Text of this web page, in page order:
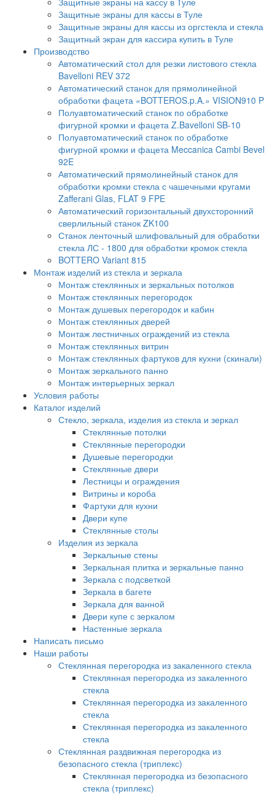
Защитные экраны для кассы в Туле
Защитные экраны для кассы из оргстекла и стекла
Защитный экран для кассира купить в Туле
Производство
Автоматический стол для резки листового стекла
Bavelloni REV 372
Автоматический станок для прямолинейной
обработки фацета «BOTTEROS.p.A.» VISION910 P
Полуавтоматический станок по обработке
фигурной кромки и фацета Z.Bavelloni SB-10
Полуавтоматический станок по обработке
фигурной кромки и фацета Meccanica Cambi Bevel
92E
Автоматический прямолинейный станок для
обработки кромки стекла с чашечными кругами
Zafferani Glas, FLAT 9 FPE
Автоматический горизонтальный двухсторонний
сверлильный станок ZK100
Станок ленточный шлифовальный для обработки
стекла ЛС - 1800 для обработки кромок стекла
BOTTERO Variant 815
Монтаж изделий из стекла и зеркала
Монтаж стеклянных и зеркальных потолков
Монтаж стеклянных перегородок
Монтаж душевых перегородок и кабин
Монтаж стеклянных дверей
Монтаж лестничных ограждений из стекла
Монтаж стеклянных витрин
Монтаж стеклянных фартуков для кухни (скинали)
Монтаж зеркального панно
Монтаж интерьерных зеркал
Условия работы
Каталог изделий
Стекло, зеркала, изделия из стекла и зеркал
Стеклянные потолки
Стеклянные перегородки
Душевые перегородки
Стеклянные двери
Лестницы и ограждения
Витрины и короба
Фартуки для кухни
Двери купе
Стеклянные столы
Изделия из зеркала
Зеркальные стены
Зеркальная плитка и зеркальные панно
Зеркала с подсветкой
Зеркала в багете
Зеркала для ванной
Двери купе с зеркалом
Настенные зеркала
Написать письмо
Наши работы
Стеклянная перегородка из закаленного стекла
Стеклянная перегородка из закаленного
стекла
Стеклянная перегородка из закаленного
стекла
Стеклянная перегородка из закаленного
стекла
Стеклянная раздвижная перегородка из
безопасного стекла (триплекс)
Стеклянная перегородка из безопасного
стекла (триплекс)